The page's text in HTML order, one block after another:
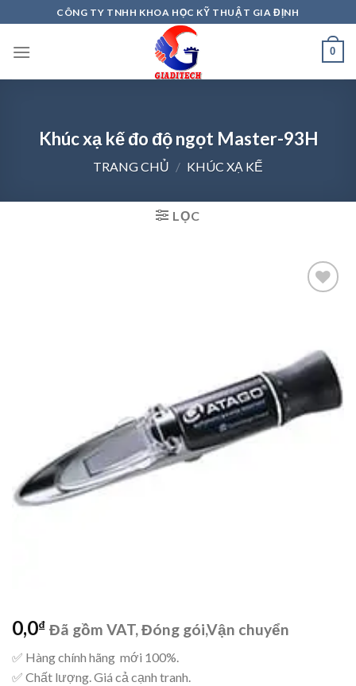
to
content
CÔNG TY TNHH KHOA HỌC KỸ THUẬT GIA ĐỊNH
0
Khúc xạ kế đo độ ngọt Master-93H
TRANG CHỦ / KHÚC XẠ KẾ
LỌC
wishlist
0,0₫ Đã gồm VAT, Đóng gói,Vận chuyển
✅ Hàng chính hãng mới 100%.
✅ Chất lượng. Giá cả cạnh tranh.